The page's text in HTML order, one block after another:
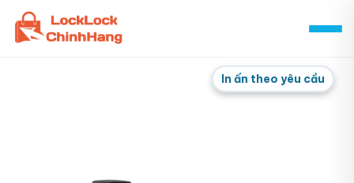
Skip
content
In ấn theo yêu cầu